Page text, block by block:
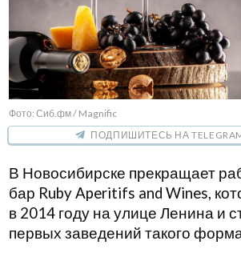
Фото: Сиб.фм / Magnific
ПОДПИШИТЕСЬ НА
В Новосибирске прекращает
бар Ruby Aperitifs and Wines,
в 2014 году на улице Ленина и
первых заведений такого